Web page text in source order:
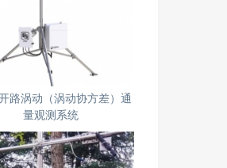
路涡动（涡动协方差）通
量观测系统